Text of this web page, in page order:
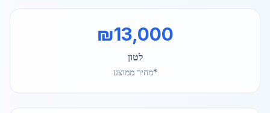
₪13,000
לטון
*מחיר ממוצע